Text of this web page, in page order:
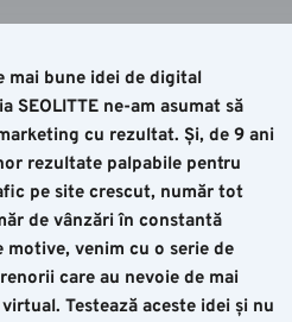
mai bune idei de digital
SEOLITTE ne-am asumat să
cu rezultat. Și, de 9 ani
rezultate palpabile pentru
pe site crescut, număr tot
de vânzări în constantă
motive, venim cu o serie de
care au nevoie de mai
Testează aceste idei și nu